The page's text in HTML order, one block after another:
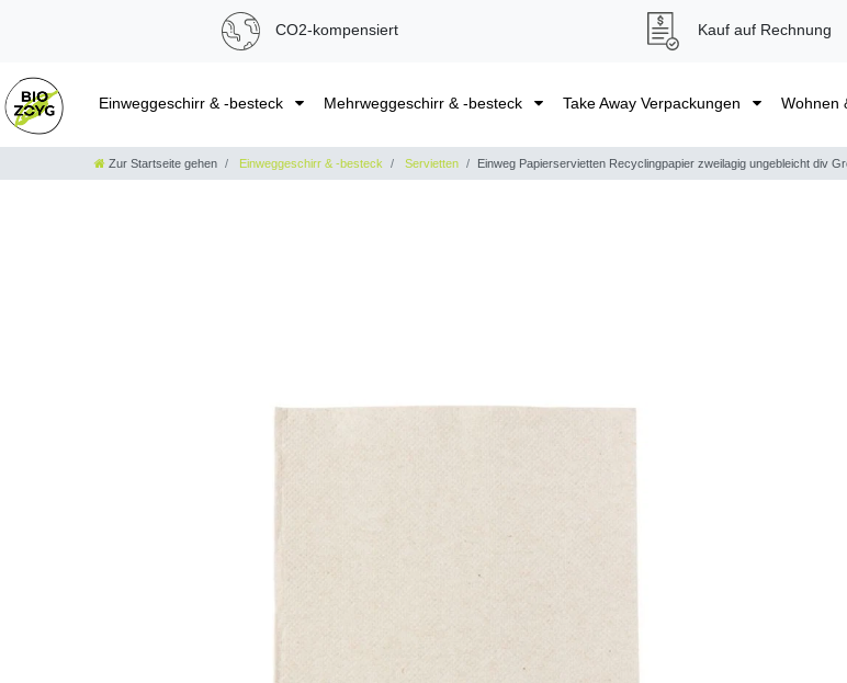
CO2-kompensiert Kauf auf Rechnung
Einweggeschirr & -besteck Mehrweggeschirr & -besteck Take Away Verpackungen Wohnen
Zur Startseite gehen Einweggeschirr & -besteck Servietten Einweg Papierservietten Recyclingpapier zweilagig ungebleicht div